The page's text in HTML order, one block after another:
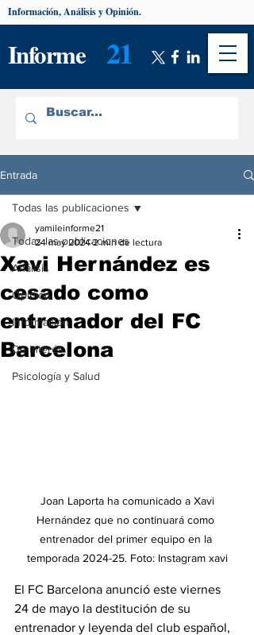
Informe 21
Información, Análisis y Opinión.
Entrada
Todas las publicaciones
Análisis
Opinión
Información
De interés
Psicología y Salud
Todas las publicaciones
Xavi Hernández es
cesado como
entrenador del FC
Barcelona
yamileinforme21
24 may 2024 2 min de lectura
Hernández que no continuará como
entrenador del primer equipo en la
temporada 2024-25. Foto: Instagram xavi
El FC Barcelona anunció este viernes
24 de mayo la destitución de su
entrenador y leyenda del club español,